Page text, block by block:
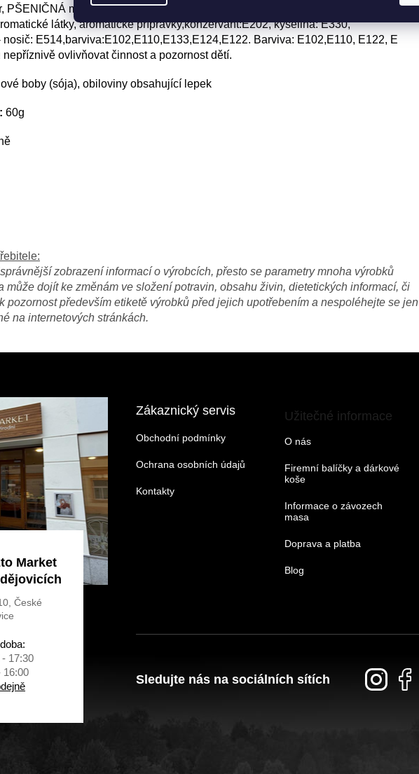
PŠENIČNÁ mouka, cukr, aroma punčové – pitná voda, glycerol, propylenglykol,
látky, aromatické přípravky,konzervant:E202, kyselina: E330,
nosič: E514,barviva:E102,E110,E133,E124,E122. Barviva: E102,E110, E122, E
nepříznivě ovlivňovat činnost a pozornost dětí.
boby (sója), obiloviny obsahující lepek
60g
zobrazení informací o výrobcích, přesto se parametry mnoha výrobků
může dojít ke změnám ve složení potravin, obsahu živin, dietetických informací, či
pozornost především etiketě výrobků před jejich upotřebením a nespoléhejte se jen
na internetových stránkách.
Market
České
17:30
16:00
Zákaznický servis
Obchodní podmínky
Ochrana osobních údajů
Kontakty
Užitečné informace
O nás
Firemní balíčky a dárkové
koše
Informace o závozech
masa
Doprava a platba
Blog
Sledujte nás na sociálních sítích